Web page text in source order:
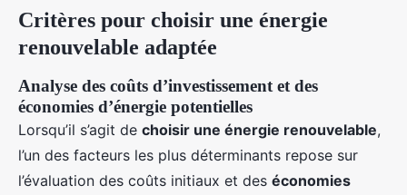
Critères pour choisir une énergie
renouvelable adaptée
Analyse des coûts d’investissement et des
économies d’énergie potentielles
Lorsqu’il s’agit de choisir une énergie renouvelable,
l’un des facteurs les plus déterminants repose sur
l’évaluation des coûts initiaux et des économies